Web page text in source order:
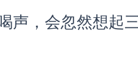
声，会忽然想起